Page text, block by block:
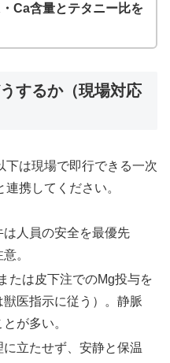
Ca含量とテタニー比を
するか（現場対応
下は現場で即行できる一次
携してください。
人員の安全を最優先
。
たは皮下注でのMg投与を
医指示に従う）。静脈
が多い。
立たせず、安静と保温